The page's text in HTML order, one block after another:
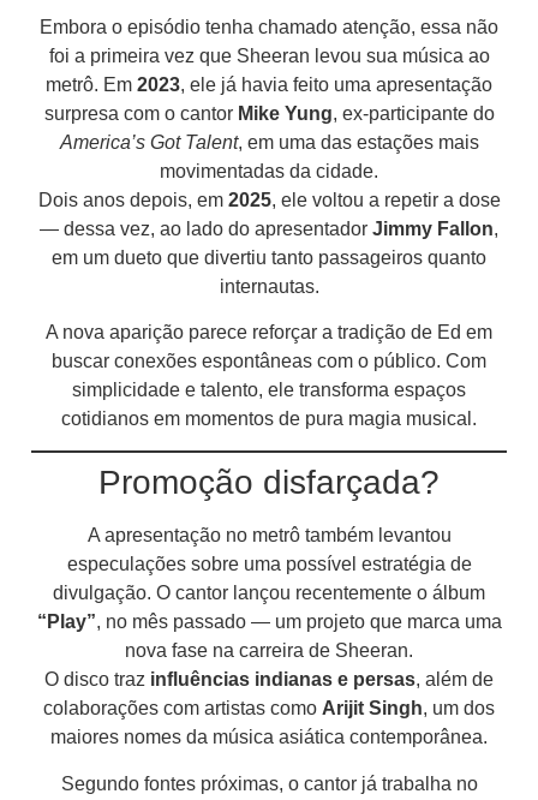
Embora o episódio tenha chamado atenção, essa não
foi a primeira vez que Sheeran levou sua música ao
metrô. Em 2023, ele já havia feito uma apresentação
surpresa com o cantor Mike Yung, ex-participante do
America’s Got Talent, em uma das estações mais
movimentadas da cidade.
Dois anos depois, em 2025, ele voltou a repetir a dose
— dessa vez, ao lado do apresentador Jimmy Fallon,
em um dueto que divertiu tanto passageiros quanto
internautas.
A nova aparição parece reforçar a tradição de Ed em
buscar conexões espontâneas com o público. Com
simplicidade e talento, ele transforma espaços
cotidianos em momentos de pura magia musical.
Promoção disfarçada?
A apresentação no metrô também levantou
especulações sobre uma possível estratégia de
divulgação. O cantor lançou recentemente o álbum
“Play”, no mês passado — um projeto que marca uma
nova fase na carreira de Sheeran.
O disco traz influências indianas e persas, além de
colaborações com artistas como Arijit Singh, um dos
maiores nomes da música asiática contemporânea.
Segundo fontes próximas, o cantor já trabalha no